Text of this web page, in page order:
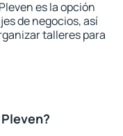
es la opción
de negocios, así
talleres para